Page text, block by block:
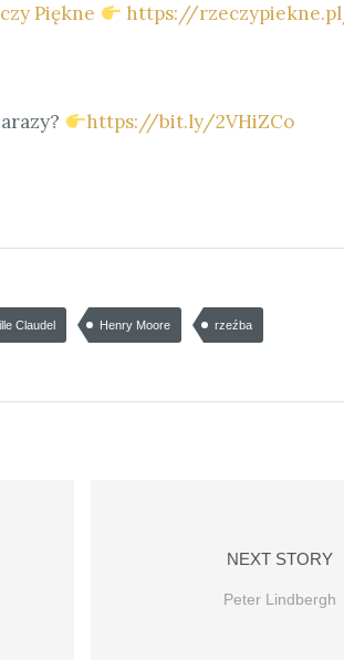
Piękne
https://
https://bit.ly/2VHiZCo
Claudel Henry Moore rzeźba
NEXT STORY
Peter Lindbergh